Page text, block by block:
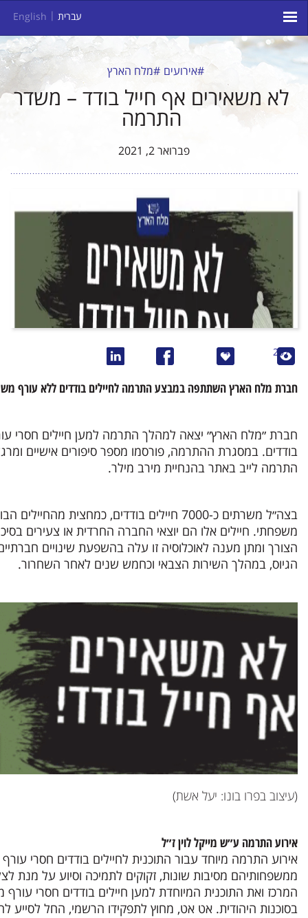
עברית English
#אירועים #מלח הארץ
לא משאירים אף חייל בודד – משדר
התרמה
פברואר 2, 2021
2570
46
חברת מלח הארץ השתתפה במבצע התרמה לחיילים בודדים ללא עורף
חברת ״מלח הארץ״ יצאה למהלך התרמה למען חיילים חסרי
התרמה לייב באתר בהנחיית מירב מילר.
בצה״ל משרתים כ-7000 חיילים בודדים,
משפחתי. חיילים אלו הם יוצאי החברה החרדית או צעירים
הצורך ומתן מענה לאוכלוסיה זו עלה בהשפעת שינויים
הגיוס, במהלך השירות הצבאי וכחמש שנים לאחר השחרור.
(עיצוב בפרו בונו: יעל אשת)
אירוע התרמה ע״ש מייקל לוין ז״ל
אירוע התרמה מיוחד עבור התוכנית לחיילים בודדים חסרי
ממשפחותיהם מסיבות שונות, זקוקים לתמיכה וסיוע על
המרכז ואת התוכנית המיוחדת למען חיילים בודדים חסרי
בסוכנות היהודית. אט אט, מחוץ לתפקידו הרשמי, החל לסייע